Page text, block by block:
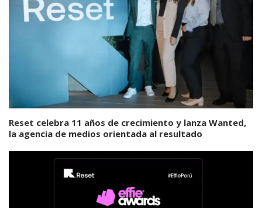
Reset celebra 11 años de crecimiento y lanza Wanted,
la agencia de medios orientada al resultado